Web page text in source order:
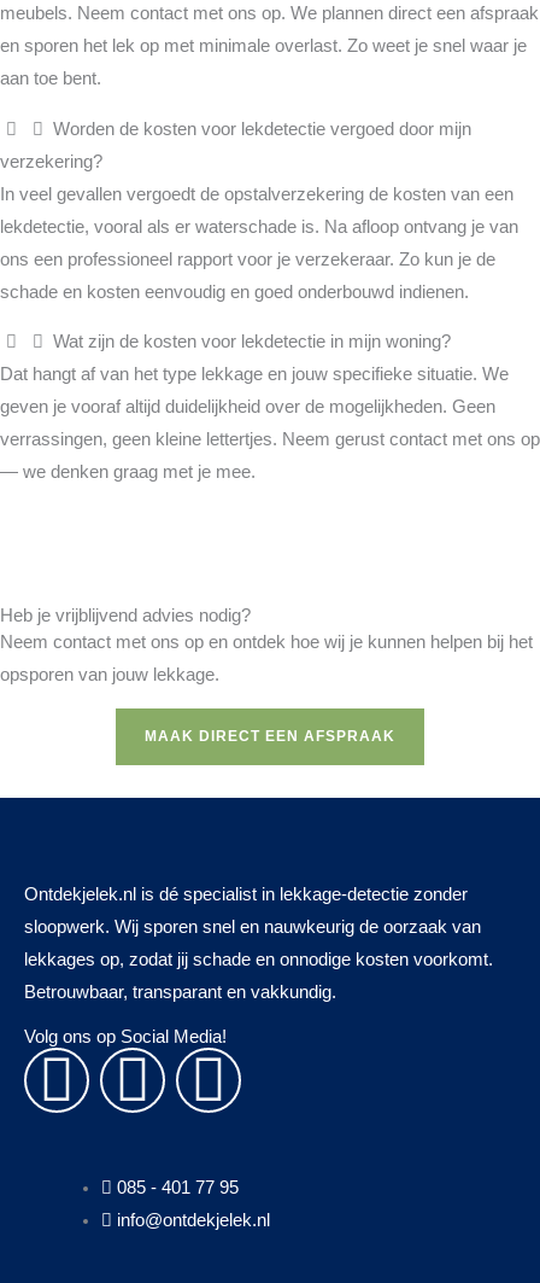
meubels. Neem contact met ons op. We plannen direct een afspraak
en sporen het lek op met minimale overlast. Zo weet je snel waar je
aan toe bent.
Worden de kosten voor lekdetectie vergoed door mijn
verzekering?
In veel gevallen vergoedt de opstalverzekering de kosten van een
lekdetectie, vooral als er waterschade is. Na afloop ontvang je van
ons een professioneel rapport voor je verzekeraar. Zo kun je de
schade en kosten eenvoudig en goed onderbouwd indienen.
Wat zijn de kosten voor lekdetectie in mijn woning?
Dat hangt af van het type lekkage en jouw specifieke situatie. We
geven je vooraf altijd duidelijkheid over de mogelijkheden. Geen
verrassingen, geen kleine lettertjes. Neem gerust contact met ons op
— we denken graag met je mee.
Heb je vrijblijvend advies nodig?
Neem contact met ons op en ontdek hoe wij je kunnen helpen bij het
opsporen van jouw lekkage.
MAAK DIRECT EEN AFSPRAAK
Ontdekjelek.nl is dé specialist in lekkage-detectie zonder
sloopwerk. Wij sporen snel en nauwkeurig de oorzaak van
lekkages op, zodat jij schade en onnodige kosten voorkomt.
Betrouwbaar, transparant en vakkundig.
Volg ons op Social Media!
F
c
L
n
I
s
085 - 401 77 95
info@ontdekjelek.nl